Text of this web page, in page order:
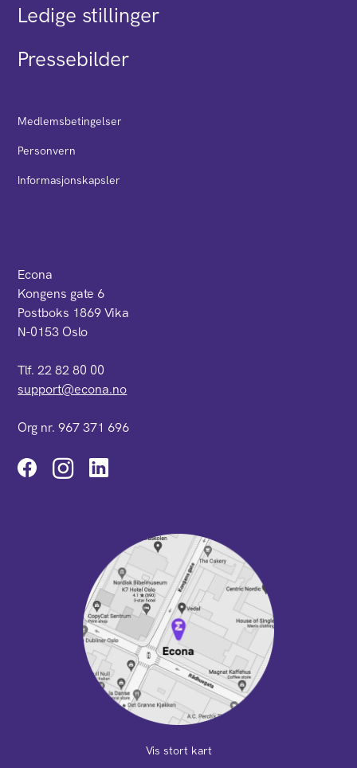
Ledige stillinger
Pressebilder
Medlemsbetingelser
Personvern
Informasjonskapsler
Econa
Kongens gate 6
Postboks 1869 Vika
N-0153 Oslo
Tlf. 22 82 80 00
support@econa.no
Org nr. 967 371 696
Instagram
Vis stort kart